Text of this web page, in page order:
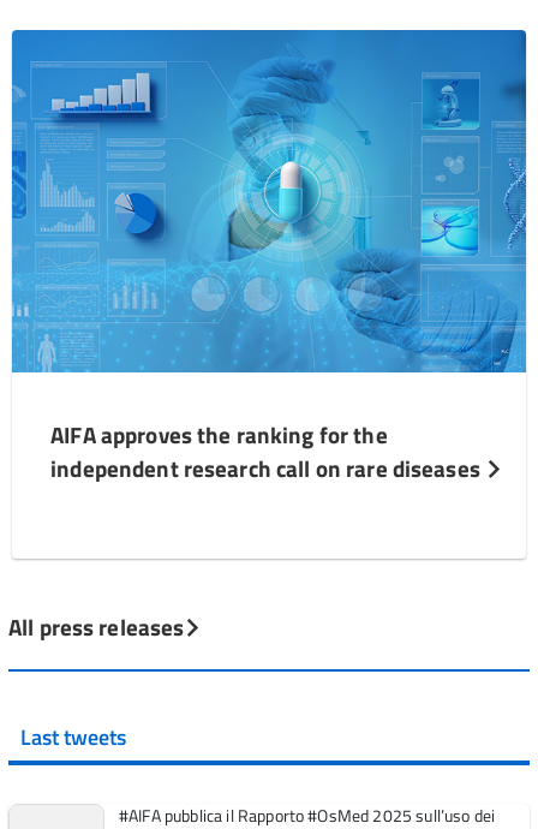
AIFA approves the ranking for the
independent research call on rare diseases
All press releases
Last tweets
#AIFA pubblica il Rapporto #OsMed 2025 sull’uso dei